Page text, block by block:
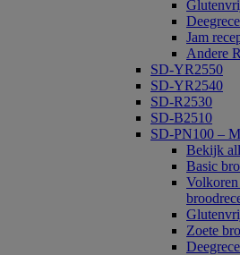
Jam
Andere
SD-YR2550
SD-YR2540
SD-R2530
SD-B2510
SD-PN100 –
Bekijk
Basic
Volkoren
Zoete